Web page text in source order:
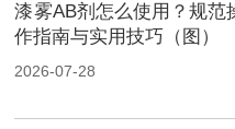
漆雾AB剂怎么使用？规范
作指南与实用技巧（图）
2026-07-28